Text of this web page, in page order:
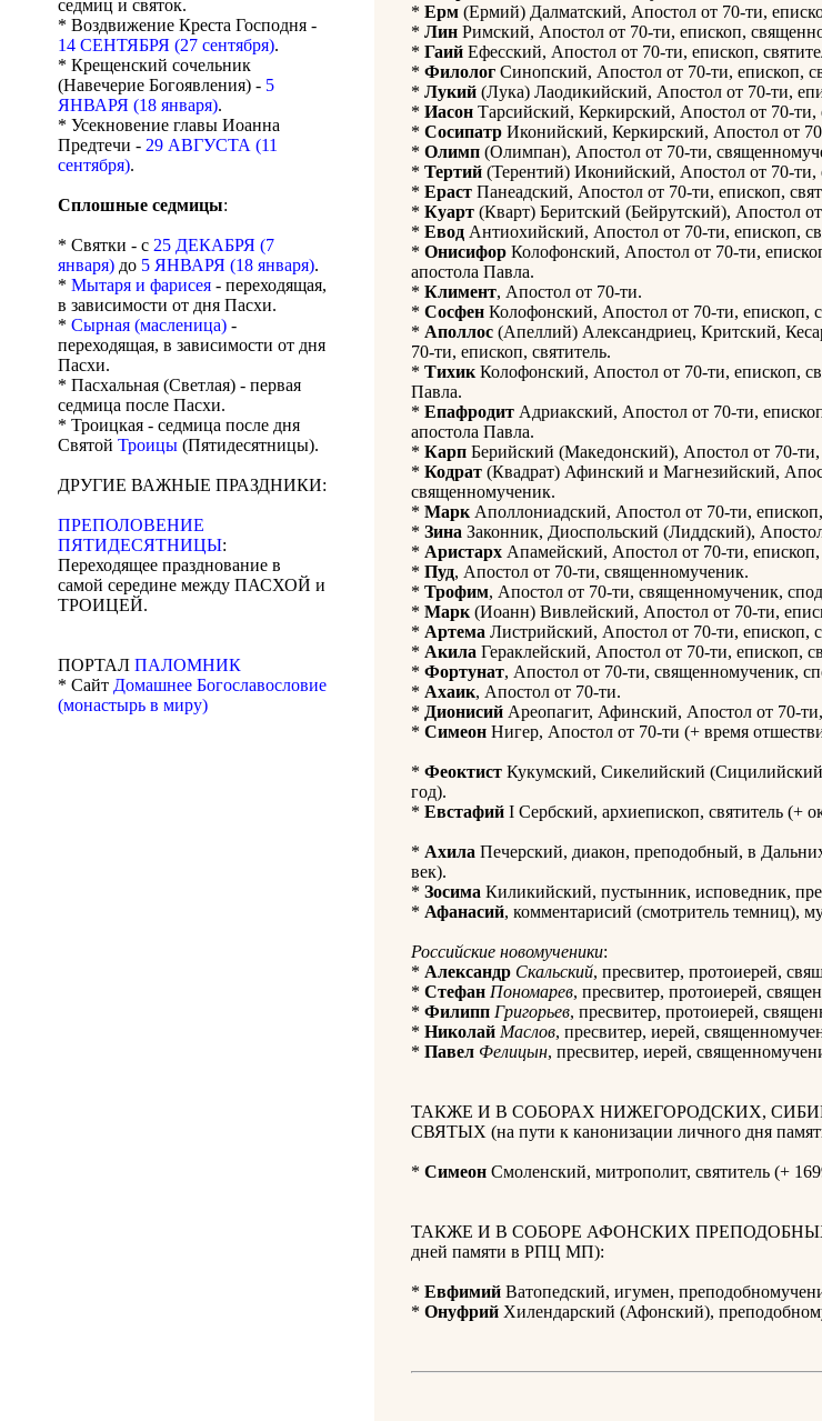
седмиц и святок.
* Воздвижение Креста Господня -
14 СЕНТЯБРЯ (27 сентября).
* Крещенский сочельник
(Навечерие Богоявления) - 5
ЯНВАРЯ (18 января).
* Усекновение главы Иоанна
Предтечи - 29 АВГУСТА (11
сентября).
Сплошные седмицы:
* Святки - с 25 ДЕКАБРЯ (7
января) до 5 ЯНВАРЯ (18 января).
* Мытаря и фарисея - переходящая,
в зависимости от дня Пасхи.
* Сырная (масленица) -
переходящая, в зависимости от дня
Пасхи.
* Пасхальная (Светлая) - первая
седмица после Пасхи.
* Троицкая - седмица после дня
Святой Троицы (Пятидесятницы).
ДРУГИЕ ВАЖНЫЕ ПРАЗДНИКИ:
ПРЕПОЛОВЕНИЕ
ПЯТИДЕСЯТНИЦЫ:
Переходящее празднование в
самой середине между ПАСХОЙ и
ТРОИЦЕЙ.
ПОРТАЛ ПАЛОМНИК
* Сайт Домашнее Богославословие
(монастырь в миру)
* Ерм (Ермий) Далматский, Апостол от 70-ти,
* Лин Римский, Апостол от 70-ти, епископ,
* Гаий Ефесский, Апостол от 70-ти, епископ,
* Филолог Синопский, Апостол от 70-ти, епископ,
* Лукий (Лука) Лаодикийский, Апостол от 70-ти,
* Иасон Тарсийский, Керкирский, Апостол от 70-ти,
* Сосипатр Иконийский, Керкирский, Апостол от
* Олимп (Олимпан), Апостол от 70-ти,
* Тертий (Терентий) Иконийский, Апостол от 70-
* Ераст Панеадский, Апостол от 70-ти, епископ,
* Куарт (Кварт) Беритский (Бейрутский), Апостол
* Евод Антиохийский, Апостол от 70-ти, епископ,
* Онисифор Колофонский, Апостол от 70-ти,
апостола Павла.
* Климент, Апостол от 70-ти.
* Сосфен Колофонский, Апостол от 70-ти, епископ,
* Аполлос (Апеллий) Александриец, Критский,
70-ти, епископ, святитель.
* Тихик Колофонский, Апостол от 70-ти, епископ,
Павла.
* Епафродит Адриакский, Апостол от 70-ти,
апостола Павла.
* Карп Берийский (Македонский), Апостол от 70-
* Кодрат (Квадрат) Афинский и Магнезийский,
священномученик.
* Марк Аполлониадский, Апостол от 70-ти, епископ,
* Зина Законник, Диоспольский (Лиддский),
* Аристарх Апамейский, Апостол от 70-ти,
* Пуд, Апостол от 70-ти, священномученик.
* Трофим, Апостол от 70-ти, священномученик,
* Марк (Иоанн) Вивлейский, Апостол от 70-ти,
* Артема Листрийский, Апостол от 70-ти, епископ,
* Акила Гераклейский, Апостол от 70-ти, епископ,
* Фортунат, Апостол от 70-ти, священномученик,
* Ахаик, Апостол от 70-ти.
* Дионисий Ареопагит, Афинский, Апостол от 70-
* Симеон Нигер, Апостол от 70-ти (+ время
* Феоктист Кукумский, Сикелийский
год).
* Евстафий I Сербский, архиепископ, святитель (+
* Ахила Печерский, диакон, преподобный, в
век).
* Зосима Киликийский, пустынник, исповедник,
* Афанасий, комментарисий (смотритель темниц),
Российские новомученики:
* Александр Скальский, пресвитер, протоиерей,
* Стефан Пономарев, пресвитер, протоиерей,
* Филипп Григорьев, пресвитер, протоиерей,
* Николай Маслов, пресвитер, иерей,
* Павел Фелицын, пресвитер, иерей,
ТАКЖЕ И В СОБОРАХ НИЖЕГОРОДСКИХ,
СВЯТЫХ (на пути к канонизации личного дня
* Симеон Смоленский, митрополит, святитель (+
ТАКЖЕ И В СОБОРЕ АФОНСКИХ ПРЕПОДОБНЫХ
дней памяти в РПЦ МП):
* Евфимий Ватопедский, игумен,
* Онуфрий Хилендарский (Афонский),